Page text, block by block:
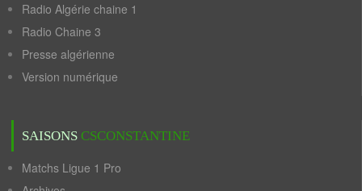
Radio Algérie chaine 1
Radio Chaine 3
Presse algérienne
Version numérique
SAISONS CSCONSTANTINE
Matchs Ligue 1 Pro